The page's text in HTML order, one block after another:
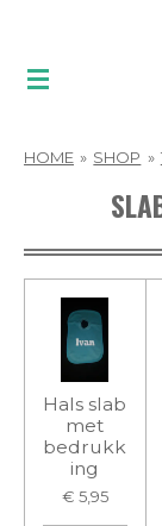
naar
HOME » SHOP »
Hals slab
met
bedrukk
ing
€ 5,95